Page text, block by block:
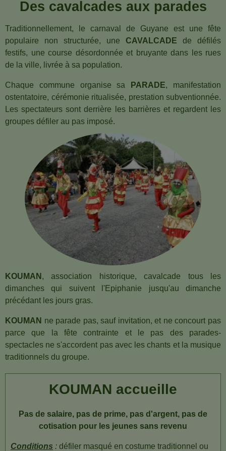
Des cavalcades aux parades
Traditionnellement, le carnaval de Guyane est une fête
populaire non structurée, une CAVALCADE de défilés
festifs, une course désordonnée et bruyante dans les rues
de la ville, livrée à sa population.
Chaque commune organise sa PARADE, manifestation
ostentatoire, cérémonie ritualisée, prestation subventionnée.
Les spectateurs sont derrière les barrières et regardent les
groupes défiler au pas imposé.
KOUMAN , association historique, cavalcade tous les
dimanches qui suivent l'Epiphanie jusqu'au dimanche
précédant les jours gras.
KOUMAN ne parade pas, sauf invitation, et ne concourt pas
parce que la fête contrainte et le pas des parades-
spectacles ne s'accordent pas avec les chants et la musique
traditionnels du groupe.
KOUMAN accueille
Pas de salaire, pas de prime, pas d'argent, pas de
cotisation pour les jeunes sans revenu
Conditions : défiler masqué en costume traditionnel ou